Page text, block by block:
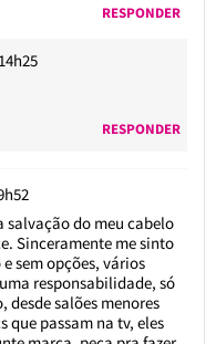
RESPONDER
RESPONDER
salvação do meu cabelo
Sinceramente me sinto
sem opções, vários
responsabilidade, só
desde salões menores
que passam na tv, eles